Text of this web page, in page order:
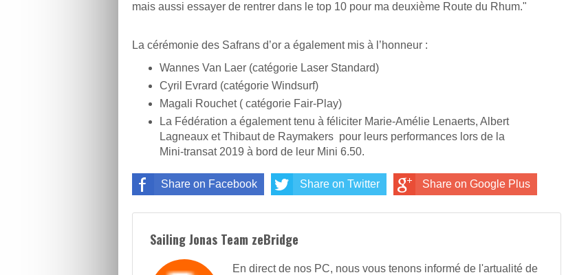
mais aussi essayer de rentrer dans le top 10 pour ma deuxième Route du Rhum."
La cérémonie des Safrans d’or a également mis à l’honneur :
Wannes Van Laer (catégorie Laser Standard)
Cyril Evrard (catégorie Windsurf)
Magali Rouchet ( catégorie Fair-Play)
La Fédération a également tenu à féliciter Marie-Amélie Lenaerts, Albert
Lagneaux et Thibaut de Raymakers pour leurs performances lors de la
Mini-transat 2019 à bord de leur Mini 6.50.
Share on Facebook Share on Twitter Share on Google Plus
Sailing Jonas Team zeBridge
En direct de nos PC, nous vous tenons informé de l'artualité de